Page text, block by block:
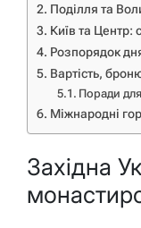
Поділля та
Київ та Центр:
Розпорядок
Вартість,
Поради для
Міжнародні
Західна